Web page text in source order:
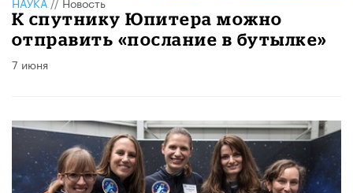
К спутнику Юпитера можно
отправить «послание в бутылке»
7 июня